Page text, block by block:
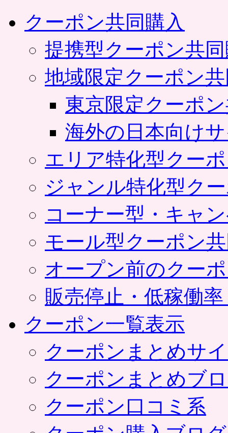
クーポン共同購入
提携型クーポン共
地域限定クーポン
東京限定クーポ
海外の日本向け
エリア特化型クー
ジャンル特化型ク
コーナー型・キャ
モール型クーポン
オープン前のクー
販売停止・低稼働
クーポン一覧表示
クーポンまとめサ
クーポンまとめブ
クーポン口コミ系